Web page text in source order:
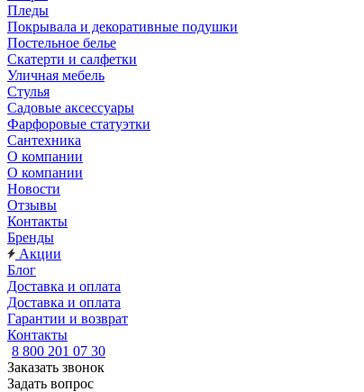
Пледы
Покрывала и декоративные подушки
Постельное белье
Скатерти и салфетки
Уличная мебель
Стулья
Садовые аксессуары
Фарфоровые статуэтки
Сантехника
О компании
О компании
Новости
Отзывы
Контакты
Бренды
Акции
Блог
Доставка и оплата
Доставка и оплата
Гарантии и возврат
Контакты
8 800 201 07 30
Заказать звонок
Задать вопрос